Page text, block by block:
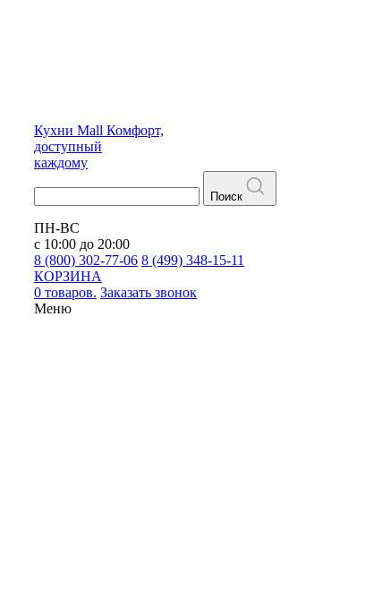
Кухни Mall Комфорт,
доступный
каждому
Поиск
ПН-ВС
с 10:00 до 20:00
8 (800) 302-77-06 8 (499) 348-15-11
КОРЗИНА
0 товаров. Заказать звонок
Меню